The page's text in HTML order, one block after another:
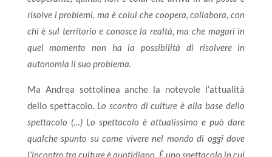
risolve i problemi, ma è colui che coopera, collabora, con
chi è sul territorio e conosce la realtà, ma che magari in
quel momento non ha la possibilità di risolvere in
autonomia il suo problema.
Ma Andrea sottolinea anche la notevole l’attualità
dello spettacolo. Lo scontro di culture è alla base dello
spettacolo (…) Lo spettacolo è attualissimo e può dare
qualche spunto su come vivere nel mondo di oggi dove
l’incontro tra culture è quotidiano. È uno spettacolo in cui